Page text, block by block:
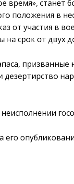
время», станет
положения в
от участия в
срок от двух
дезертирство
его